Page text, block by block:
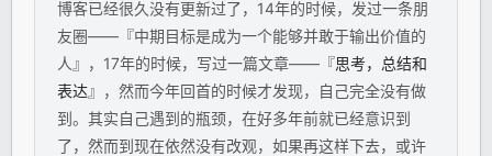
博客已经很久没有更新过了，14年的时候，发过一条朋
友圈——『中期目标是成为一个能够并敢于输出价值的
人』，17年的时候，写过一篇文章——『思考，总结和
表达』，然而今年回首的时候才发现，自己完全没有做
到。其实自己遇到的瓶颈，在好多年前就已经意识到
了，然而到现在依然没有改观，如果再这样下去，或许